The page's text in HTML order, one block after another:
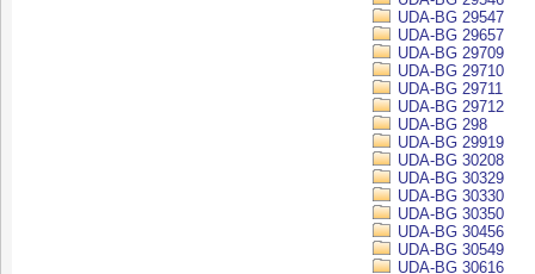
UDA-BG 29547
UDA-BG 29657
UDA-BG 29709
UDA-BG 29710
UDA-BG 29711
UDA-BG 29712
UDA-BG 298
UDA-BG 29919
UDA-BG 30208
UDA-BG 30329
UDA-BG 30330
UDA-BG 30350
UDA-BG 30456
UDA-BG 30549
UDA-BG 30616